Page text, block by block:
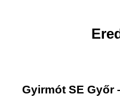
Gyirmót SE Győr